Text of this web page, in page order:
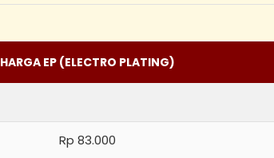
HARGA EP (ELECTRO PLATING)
Rp 83.000